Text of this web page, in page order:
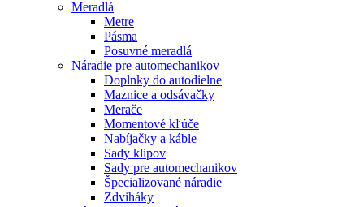
Meradlá
Metre
Pásma
Posuvné meradlá
Náradie pre automechanikov
Doplnky do autodielne
Maznice a odsávačky
Merače
Momentové kľúče
Nabíjačky a káble
Sady klipov
Sady pre automechanikov
Špecializované náradie
Zdviháky